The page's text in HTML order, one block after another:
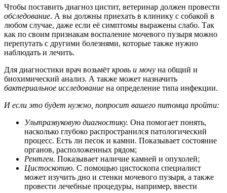
Чтобы поставить диагноз цистит, ветеринар должен провести
обследование. А вы должны приехать в клинику с собакой в
любом случае, даже если её симптомы выражены слабо. Так
как по своим признакам воспаление мочевого пузыря можно
перепутать с другими болезнями, которые также нужно
наблюдать и лечить.
Для диагностики врач возьмёт кровь и мочу на общий и
биохимический анализ. А также может назначить
бактериальное исследование на определение типа инфекции.
И если это будет нужно, попросит вашего питомца пройти:
Ультразвуковую диагностику. Она помогает понять,
насколько глубоко распространился патологический
процесс. Есть ли песок и камни. Показывает состояние
органов, расположенных рядом;
Рентген. Показывает наличие камней и опухолей;
Цистоскопию. С помощью цистоскопа специалист
может изучить дно и стенки мочевого пузыря, а также
провести лечебные процедуры, например, ввести